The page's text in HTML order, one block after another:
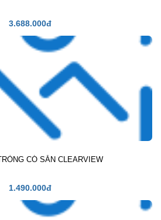
3.688.000đ
CÓ SẴN CLEARVIEW
1.490.000đ